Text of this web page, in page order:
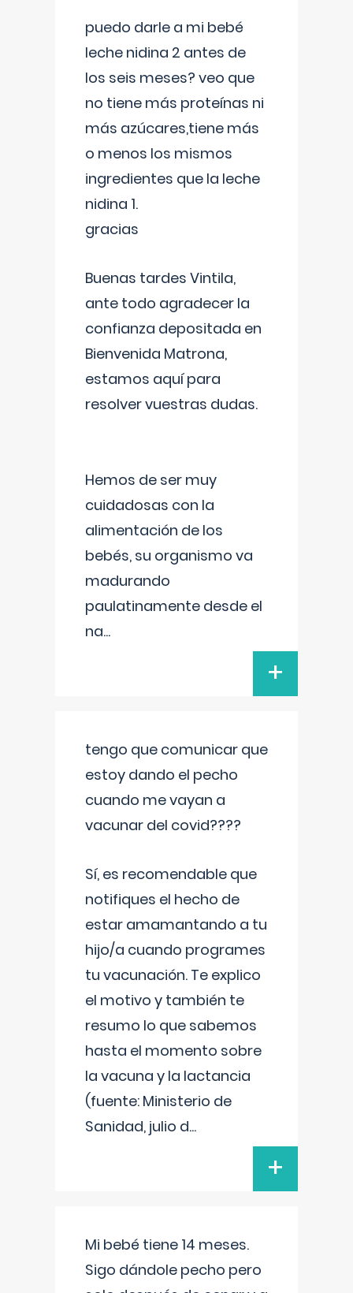
puedo darle a mi bebé
leche nidina 2 antes de
los seis meses? veo que
no tiene más proteínas ni
más azúcares,tiene más
o menos los mismos
ingredientes que la leche
nidina 1.
gracias
Buenas tardes Vintila,
ante todo agradecer la
confianza depositada en
Bienvenida Matrona,
estamos aquí para
resolver vuestras dudas.
Hemos de ser muy
cuidadosas con la
alimentación de los
bebés, su organismo va
madurando
paulatinamente desde el
na...
+
tengo que comunicar que
estoy dando el pecho
cuando me vayan a
vacunar del covid????
Sí, es recomendable que
notifiques el hecho de
estar amamantando a tu
hijo/a cuando programes
tu vacunación. Te explico
el motivo y también te
resumo lo que sabemos
hasta el momento sobre
la vacuna y la lactancia
(fuente: Ministerio de
Sanidad, julio d...
+
Mi bebé tiene 14 meses.
Sigo dándole pecho pero